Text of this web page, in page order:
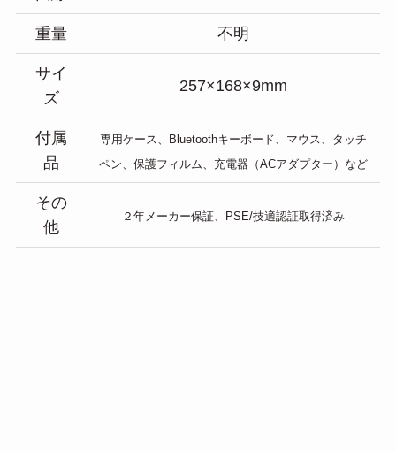
重量 不明
サイ
ズ
257×168×9mm
付属
品
専用ケース、Bluetoothキーボード、マウス、タッチ
ペン、保護フィルム、充電器（ACアダプター）など
その
他
２年メーカー保証、PSE/技適認証取得済み